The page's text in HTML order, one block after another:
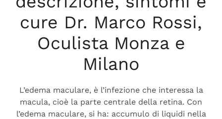
cure Dr. Marco Rossi,
Oculista Monza e
Milano
L’edema maculare, è l’infezione che interessa la
macula, cioè la parte centrale della retina. Con
l’edema maculare, si ha: accumulo di liquidi nella